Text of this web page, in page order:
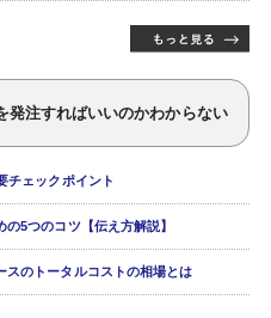
発注すればいいのかわからない
チェックポイント
5つのコツ【伝え方解説】
スのトータルコストの相場とは